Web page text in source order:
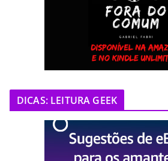
DICAS: LEITURA GEEK